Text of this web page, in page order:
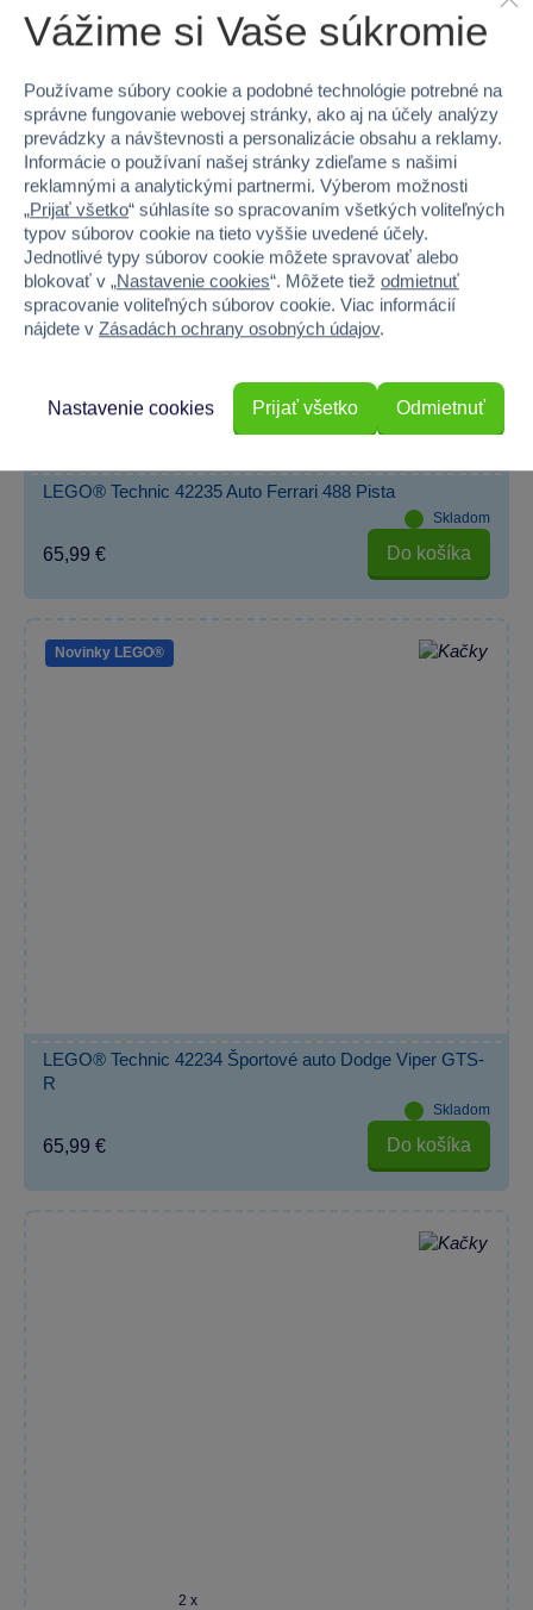
Novinky LEGO®
LEGO® Technic 42235 Auto Ferrari 488 Pista
Skladom
65,99 € Do košíka
Novinky LEGO®
LEGO® Technic 42234 Športové auto Dodge Viper GTS-
R
Skladom
65,99 € Do košíka
2 x
Vážime si Vaše súkromie
Používame súbory cookie a podobné technológie potrebné na
správne fungovanie webovej stránky, ako aj na účely analýzy
prevádzky a návštevnosti a personalizácie obsahu a reklamy.
Informácie o používaní našej stránky zdieľame s našimi
reklamnými a analytickými partnermi. Výberom možnosti
„Prijať všetko“ súhlasíte so spracovaním všetkých voliteľných
typov súborov cookie na tieto vyššie uvedené účely.
Jednotlivé typy súborov cookie môžete spravovať alebo
blokovať v „Nastavenie cookies“. Môžete tiež odmietnuť
spracovanie voliteľných súborov cookie. Viac informácií
nájdete v Zásadách ochrany osobných údajov.
Odmietnuť
Nastavenie cookies Prijať všetko